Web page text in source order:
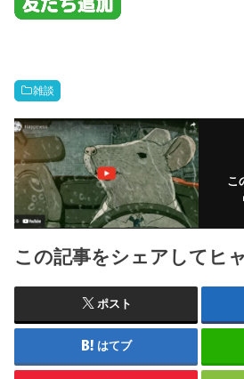
雑談
こ
この記事をシェアしてヒ
ポスト
はてブ